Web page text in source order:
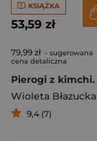
KSIĄŻKA
53,59 zł
79,99 zł - sugerowana
cena detaliczna
Wioleta Błazucka
9,4 (7)